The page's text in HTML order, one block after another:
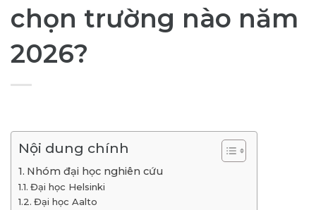
chọn trường nào năm
2026?
Nội dung chính
Nhóm đại học nghiên cứu
Đại học Helsinki
Đại học Aalto